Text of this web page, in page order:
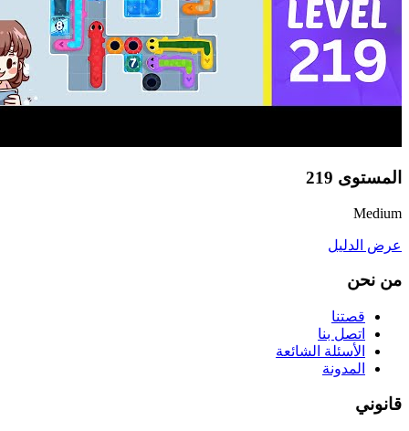
المستوى 219
Medium
عرض الدليل
من نحن
قصتنا
اتصل بنا
الأسئلة الشائعة
المدونة
قانوني